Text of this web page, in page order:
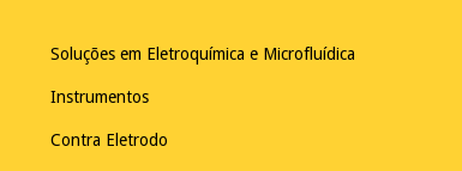
Soluções em Eletroquímica e Microfluídica
Instrumentos
Contra Eletrodo